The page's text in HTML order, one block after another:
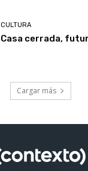
CULTURA
Casa cerrada,
Cargar más